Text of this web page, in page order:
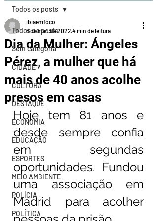
Todos os posts
Sem categoria
CIDADE
CULTURA
DESTAQUE
ECONOMIA
EDUCAÇÃO
ESPORTES
MEIO AMBIENTE
POLÍCIA
POLÍTICA
Todos os posts
Dia da Mulher: Ángeles
Pérez, a mulher que há
mais de 40 anos acolhe
presos em casas
ibiaemfoco
8 de mar. de 2022 4 min de leitura
Hoje tem 81 anos e
desde sempre confia
em segundas
oportunidades. Fundou
uma associação em
Madrid para acolher